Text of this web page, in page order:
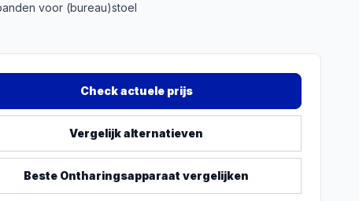
voor (bureau)stoel
Check actuele prijs
Vergelijk alternatieven
Beste Ontharingsapparaat vergelijken